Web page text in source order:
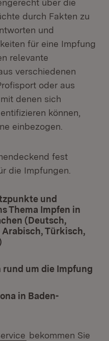
über die
durch Fakten zu
und
für eine Impfung
relevante
verschiedenen
oder aus
denen sich
können,
einbezogen.
fest
die Impfungen.
und
Thema Impfen in
(Deutsch,
Türkisch,
um die Impfung
in Baden-
bekommen Sie